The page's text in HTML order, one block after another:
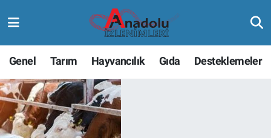
Genel Tarım Hayvancılık Gıda Desteklemeler